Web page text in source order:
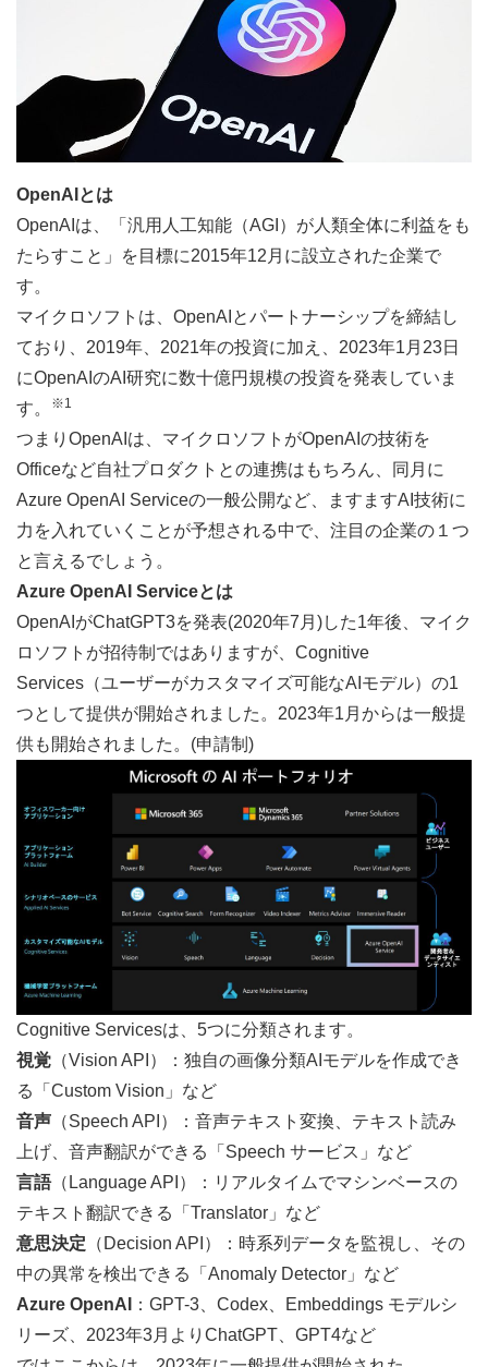
OpenAIとは
OpenAIは、「汎用人工知能（AGI）が人類全体に利益をも
たらすこと」を目標に2015年12月に設立された企業で
す。
マイクロソフトは、OpenAIとパートナーシップを締結し
ており、2019年、2021年の投資に加え、2023年1月23日
にOpenAIのAI研究に数十億円規模の投資を発表していま
す。
※1
つまりOpenAIは、マイクロソフトがOpenAIの技術を
Officeなど自社プロダクトとの連携はもちろん、同月に
Azure OpenAI Serviceの一般公開など、ますますAI技術に
力を入れていくことが予想される中で、注目の企業の１つ
と言えるでしょう。
Azure OpenAI Serviceとは
OpenAIがChatGPT3を発表(2020年7月)した1年後、マイク
ロソフトが招待制ではありますが、Cognitive
Services（ユーザーがカスタマイズ可能なAIモデル）の1
つとして提供が開始されました。2023年1月からは一般提
供も開始されました。(申請制)
Cognitive Servicesは、5つに分類されます。
視覚 （Vision API）：独自の画像分類AIモデルを作成でき
る「Custom Vision」など
音声 （Speech API）：音声テキスト変換、テキスト読み
上げ、音声翻訳ができる「Speech サービス」など
言語（Language API）：リアルタイムでマシンベースの
テキスト翻訳できる「Translator」など
意思決定 （Decision API）：時系列データを監視し、その
中の異常を検出できる「Anomaly Detector」など
Azure OpenAI
：GPT-3、Codex、Embeddings モデルシ
リーズ、2023年3月よりChatGPT、GPT4など